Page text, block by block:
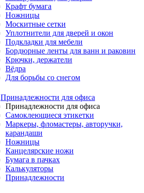
Крафт бумага
Ножницы
Москитные сетки
Уплотнители для дверей и окон
Подкладки для мебели
Бордюрные ленты для ванн и раковин
Крючки, держатели
Вёдра
Для борьбы со снегом
Принадлежности для офиса
Принадлежности для офиса
Самоклеющиеся этикетки
Маркеры, фломастеры, авторучки,
карандаши
Ножницы
Канцелярские ножи
Бумага в пачках
Калькуляторы
Принадлежности